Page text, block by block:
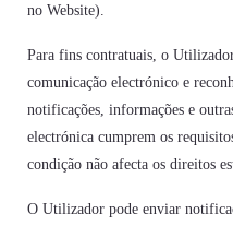
no Website).
Para fins contratuais, o
comunicação electrónico e
notificações, informações e
electrónica cumprem os
condição não afecta os direitos
O Utilizador pode enviar